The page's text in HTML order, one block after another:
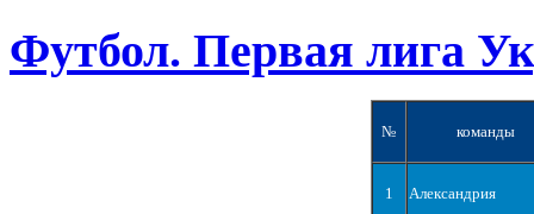
Футбол. Первая лига
№ команды
1 Александрия